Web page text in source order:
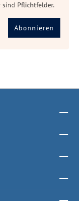
sind Pflichtfelder.
Abonnieren